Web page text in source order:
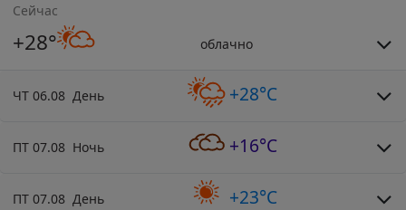
Сейчас
+28° облачно
ЧТ 06.08 День +28°C
ПТ 07.08 Ночь +16°C
ПТ 07.08 День +23°C